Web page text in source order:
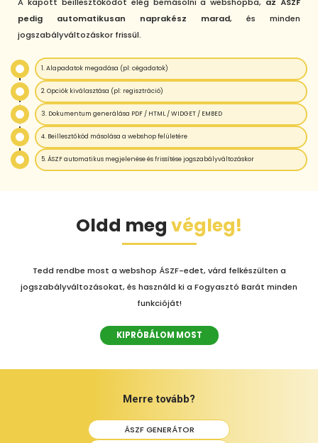
pedig automatikusan naprakész marad, és minden
jogszabályváltozáskor frissül.
1. Alapadatok megadása (pl: cégadatok)
2. Opciók kiválasztása (pl: regisztráció)
3. Dokumentum generálása PDF / HTML / WIDGET / EMBED
4. Beillesztőkód másolása a webshop felületére
5. ÁSZF automatikus megjelenése és frissítése jogszabályváltozáskor
Oldd meg végleg!
Tedd rendbe most a webshop ÁSZF-edet, várd felkészülten a
jogszabályváltozásokat, és használd ki a Fogyasztó Barát minden
funkcióját!
KIPRÓBÁLOM MOST
Merre tovább?
ÁSZF GENERÁTOR